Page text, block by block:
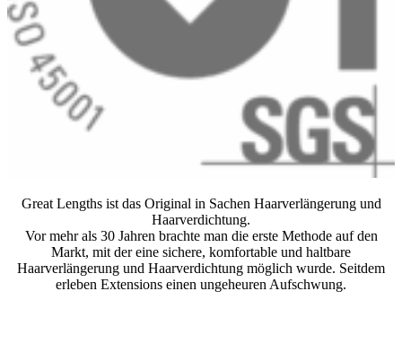
Great Lengths ist das Original in Sachen Haarverlängerung und
Haarverdichtung.
Vor mehr als 30 Jahren brachte man die erste Methode auf den
Markt, mit der eine sichere, komfortable und haltbare
Haarverlängerung und Haarverdichtung möglich wurde. Seitdem
erleben Extensions einen ungeheuren Aufschwung.